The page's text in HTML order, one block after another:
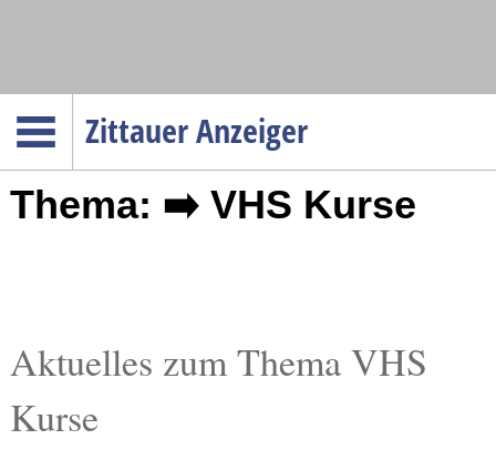
Zittauer Anzeiger
Menüpunkte
Startseite
Verkehr
Gesundheit
Thema: ➡️ VHS Kurse
Aktuelles zum Thema VHS
Kurse